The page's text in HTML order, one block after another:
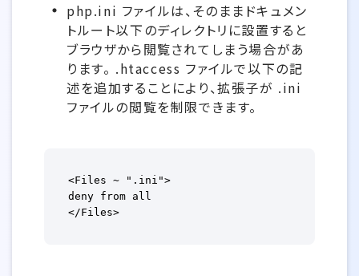
php.ini ファイルは、そのままドキュメン
トルート以下のディレクトリに設置すると
ブラウザから閲覧されてしまう場合があ
ります。 .htaccess ファイルで以下の記
述を追加することにより、拡張子が .ini
ファイルの閲覧を制限できます。
<Files ~ ".ini">
deny from all
</Files>